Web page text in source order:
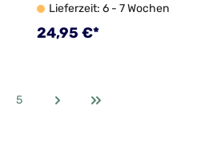
Lieferzeit: 6 - 7 Wochen
Regulärer Preis:
24,95 €*
Seite
5